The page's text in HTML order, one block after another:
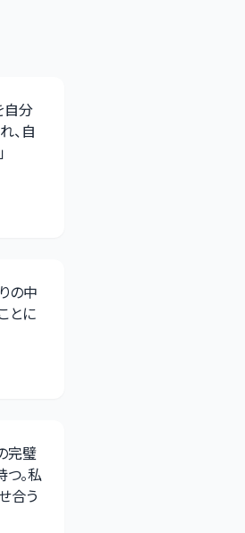
自分
、自
」
の中
とに
完璧
。私
合う